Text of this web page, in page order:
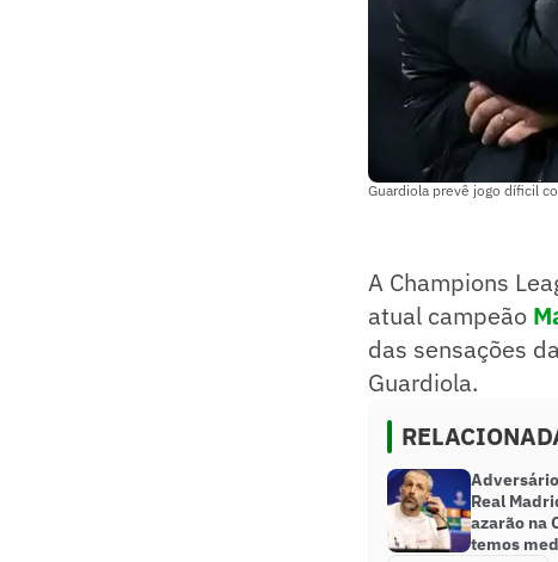
Guardiola prevê jogo díficil
A Champions
atual campeão
das sensações
Guardiola.
Real
azarão na
temos